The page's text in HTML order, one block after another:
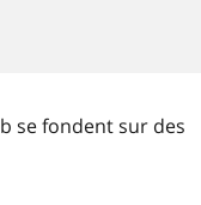
se fondent sur des